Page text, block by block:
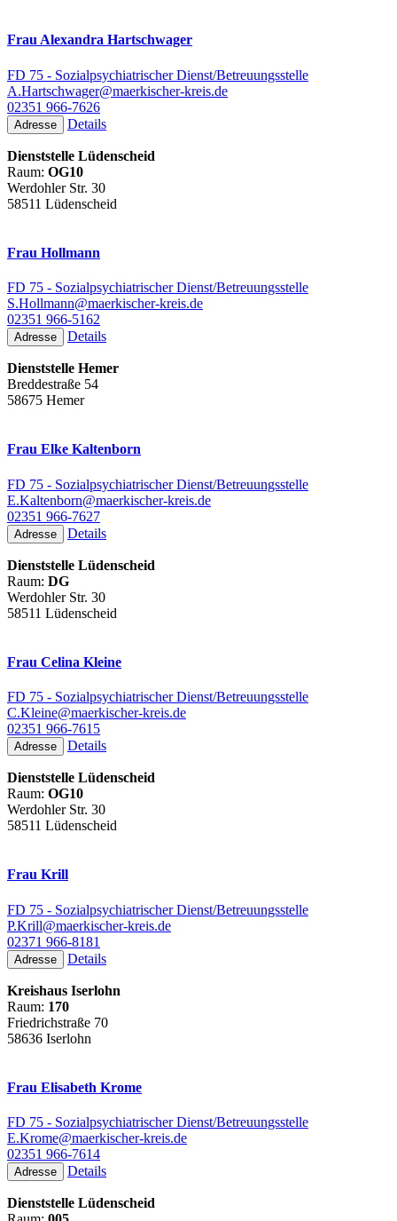
Frau Alexandra Hartschwager
FD 75 - Sozialpsychiatrischer Dienst/Betreuungsstelle
A.Hartschwager@maerkischer-kreis.de
02351 966-7626
Adresse Details
Dienststelle Lüdenscheid
Raum: OG10
Werdohler Str. 30
58511 Lüdenscheid
Frau Hollmann
FD 75 - Sozialpsychiatrischer Dienst/Betreuungsstelle
S.Hollmann@maerkischer-kreis.de
02351 966-5162
Adresse Details
Dienststelle Hemer
Breddestraße 54
58675 Hemer
Frau Elke Kaltenborn
FD 75 - Sozialpsychiatrischer Dienst/Betreuungsstelle
E.Kaltenborn@maerkischer-kreis.de
02351 966-7627
Adresse Details
Dienststelle Lüdenscheid
Raum: DG
Werdohler Str. 30
58511 Lüdenscheid
Frau Celina Kleine
FD 75 - Sozialpsychiatrischer Dienst/Betreuungsstelle
C.Kleine@maerkischer-kreis.de
02351 966-7615
Adresse Details
Dienststelle Lüdenscheid
Raum: OG10
Werdohler Str. 30
58511 Lüdenscheid
Frau Krill
FD 75 - Sozialpsychiatrischer Dienst/Betreuungsstelle
P.Krill@maerkischer-kreis.de
02371 966-8181
Adresse Details
Kreishaus Iserlohn
Raum: 170
Friedrichstraße 70
58636 Iserlohn
Frau Elisabeth Krome
FD 75 - Sozialpsychiatrischer Dienst/Betreuungsstelle
E.Krome@maerkischer-kreis.de
02351 966-7614
Adresse Details
Dienststelle Lüdenscheid